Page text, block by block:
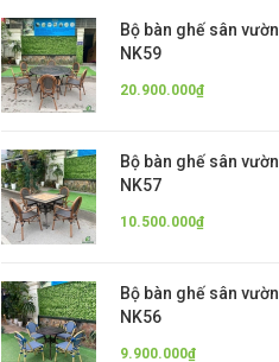
Bộ bàn ghế sân vườn
NK59
20.900.000₫
Bộ bàn ghế sân vườn
NK57
10.500.000₫
Bộ bàn ghế sân vườn
NK56
9.900.000₫